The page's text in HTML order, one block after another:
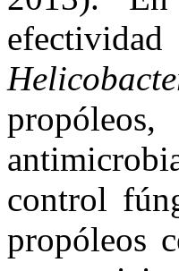
control
propóleos